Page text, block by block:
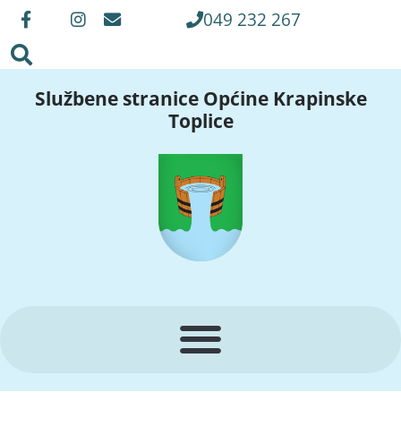
049 232 267
Službene stranice Općine Krapinske
Toplice